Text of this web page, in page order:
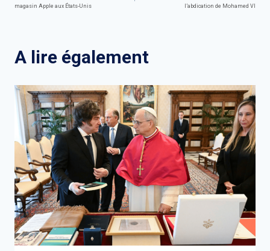
de
magasin Apple aux États-Unis l’abdication de Mohamed VI
A lire également